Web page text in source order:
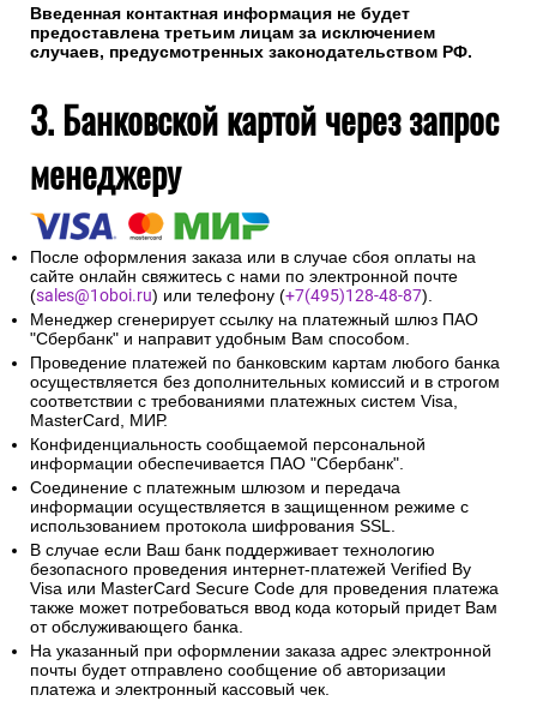
Введенная контактная информация не будет
предоставлена третьим лицам за исключением
случаев, предусмотренных законодательством РФ.
3. Банковской картой через запрос
менеджеру
После оформления заказа или в случае сбоя оплаты на
сайте онлайн свяжитесь с нами по электронной почте
(sales@1oboi.ru) или телефону (+7(495)128-48-87).
Менеджер сгенерирует ссылку на платежный шлюз ПАО
"Сбербанк" и направит удобным Вам способом.
Проведение платежей по банковским картам любого банка
осуществляется без дополнительных комиссий и в строгом
соответствии с требованиями платежных систем Visa,
MasterCard, МИР.
Конфиденциальность сообщаемой персональной
информации обеспечивается ПАО "Сбербанк".
Соединение с платежным шлюзом и передача
информации осуществляется в защищенном режиме с
использованием протокола шифрования SSL.
В случае если Ваш банк поддерживает технологию
безопасного проведения интернет-платежей Verified By
Visa или MasterCard Secure Code для проведения платежа
также может потребоваться ввод кода который придет Вам
от обслуживающего банка.
На указанный при оформлении заказа адрес электронной
почты будет отправлено сообщение об авторизации
платежа и электронный кассовый чек.